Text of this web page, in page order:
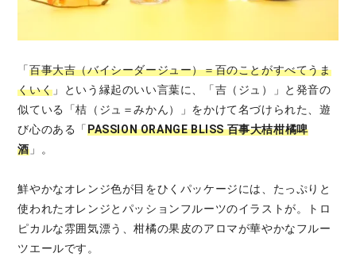
「百事大吉（バイシーダージュー）＝百のことがすべてうま
くいく 」という縁起のいい言葉に、「吉（ジュ）」と発音の
似ている「桔（ジュ＝みかん）」をかけて名づけられた、遊
び心のある「PASSION ORANGE BLISS 百事大桔柑橘啤
酒 」。
鮮やかなオレンジ色が目をひくパッケージには、たっぷりと
使われたオレンジとパッションフルーツのイラストが。トロ
ピカルな雰囲気漂う、柑橘の果皮のアロマが華やかなフルー
ツエールです。